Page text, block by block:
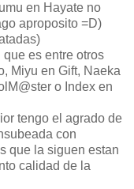
en Hayate no
aproposito =D)
es entre otros
Miyu en Gift, Naeka
o Index en
tengo el agrado de
con
que la siguen estan
calidad de la